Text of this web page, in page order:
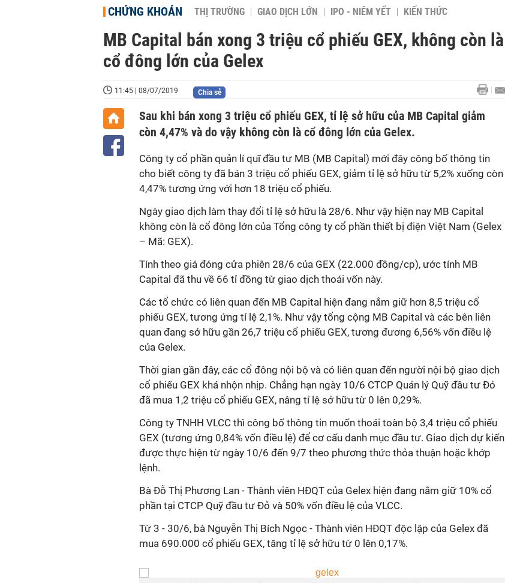
CHỨNG KHOÁN THỊ TRƯỜNG GIAO DỊCH LỚN IPO - NIÊM YẾT KIẾN THỨC
MB Capital bán xong 3 triệu cổ phiếu GEX, không còn là
cổ đông lớn của Gelex
11:45 | 08/07/2019 Chia sẻ
Sau khi bán xong 3 triệu cổ phiếu GEX, tỉ lệ sở hữu của MB Capital giảm
còn 4,47% và do vậy không còn là cổ đông lớn của Gelex.
Công ty cổ phần quản lí quĩ đầu tư MB (MB Capital) mới đây công bố thông tin
cho biết công ty đã bán 3 triệu cổ phiếu GEX, giảm tỉ lệ sở hữu từ 5,2% xuống còn
4,47% tương ứng với hơn 18 triệu cổ phiếu.
Ngày giao dịch làm thay đổi tỉ lệ sở hữu là 28/6. Như vậy hiện nay MB Capital
không còn là cổ đông lớn của Tổng công ty cổ phần thiết bị điện Việt Nam (Gelex
– Mã: GEX).
Tính theo giá đóng cửa phiên 28/6 của GEX (22.000 đồng/cp), ước tính MB
Capital đã thu về 66 tỉ đồng từ giao dịch thoái vốn này.
Các tổ chức có liên quan đến MB Capital hiện đang nắm giữ hơn 8,5 triệu cổ
phiếu GEX, tương ứng tỉ lệ 2,1%. Như vậy tổng cộng MB Capital và các bên liên
quan đang sở hữu gần 26,7 triệu cổ phiếu GEX, tương đương 6,56% vốn điều lệ
của Gelex.
Thời gian gần đây, các cổ đông nội bộ và có liên quan đến người nội bộ giao dịch
cổ phiếu GEX khá nhộn nhịp. Chẳng hạn ngày 10/6 CTCP Quản lý Quỹ đầu tư Đỏ
đã mua 1,2 triệu cổ phiếu GEX, nâng tỉ lệ sở hữu từ 0 lên 0,29%.
Công ty TNHH VLCC thì công bố thông tin muốn thoái toàn bộ 3,4 triệu cổ phiếu
GEX (tương ứng 0,84% vốn điều lệ) để cơ cấu danh mục đầu tư. Giao dịch dự kiến
được thực hiện từ ngày 10/6 đến 9/7 theo phương thức thỏa thuận hoặc khớp
lệnh.
Bà Đỗ Thị Phương Lan - Thành viên HĐQT của Gelex hiện đang nắm giữ 10% cổ
phần tại CTCP Quỹ đầu tư Đỏ và 50% vốn điều lệ của VLCC.
Từ 3 - 30/6, bà Nguyễn Thị Bích Ngọc - Thành viên HĐQT độc lập của Gelex đã
mua 690.000 cổ phiếu GEX, tăng tỉ lệ sở hữu từ 0 lên 0,17%.